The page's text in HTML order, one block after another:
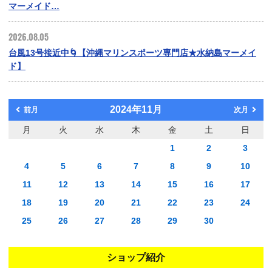
マーメイド…
2026.08.05
台風13号接近中🌀【沖縄マリンスポーツ専門店★水納島マーメイ
ド】
前月 2024年11月 次月
月 火 水 木 金 土
日
1
2
3
4
5 6 7 8 9
10
11
12 13 14 15 16
17
18
19 20 21 22 23
24
25
26 27 28 29 30
ショップ紹介